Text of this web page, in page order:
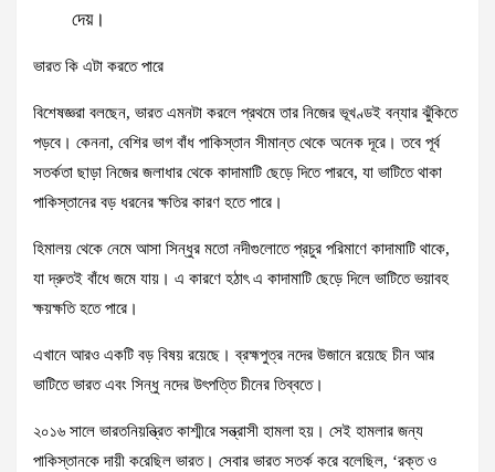
দেয়।
ভারত কি এটা করতে পারে
বিশেষজ্ঞরা বলছেন, ভারত এমনটা করলে প্রথমে তার নিজের ভূখণ্ডই বন্যার ঝুঁকিতে
পড়বে। কেননা, বেশির ভাগ বাঁধ পাকিস্তান সীমান্ত থেকে অনেক দূরে। তবে পূর্ব
সতর্কতা ছাড়া নিজের জলাধার থেকে কাদামাটি ছেড়ে দিতে পারবে, যা ভাটিতে থাকা
পাকিস্তানের বড় ধরনের ক্ষতির কারণ হতে পারে।
হিমালয় থেকে নেমে আসা সিন্ধুর মতো নদীগুলোতে প্রচুর পরিমাণে কাদামাটি থাকে,
যা দ্রুতই বাঁধে জমে যায়। এ কারণে হঠাৎ এ কাদামাটি ছেড়ে দিলে ভাটিতে ভয়াবহ
ক্ষয়ক্ষতি হতে পারে।
এখানে আরও একটি বড় বিষয় রয়েছে। ব্রহ্মপুত্র নদের উজানে রয়েছে চীন আর
ভাটিতে ভারত এবং সিন্ধু নদের উৎপত্তি চীনের তিব্বতে।
২০১৬ সালে ভারতনিয়ন্ত্রিত কাশ্মীরে সন্ত্রাসী হামলা হয়। সেই হামলার জন্য
পাকিস্তানকে দায়ী করেছিল ভারত। সেবার ভারত সতর্ক করে বলেছিল, ‘রক্ত ও